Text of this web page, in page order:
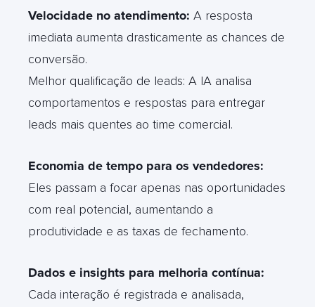
Velocidade no atendimento: A resposta
imediata aumenta drasticamente as chances de
conversão.
Melhor qualificação de leads: A IA analisa
comportamentos e respostas para entregar
leads mais quentes ao time comercial.
Economia de tempo para os vendedores:
Eles passam a focar apenas nas oportunidades
com real potencial, aumentando a
produtividade e as taxas de fechamento.
Dados e insights para melhoria contínua:
Cada interação é registrada e analisada,